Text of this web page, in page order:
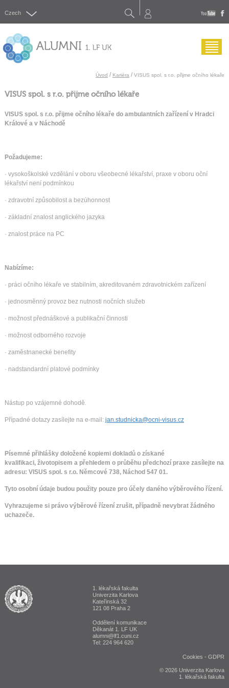
Czech Search
Úvod / Kariéra /VISUS spol. s r.o. přijme očního lékaře
VISUS spol. s r.o. přijme očního lékaře
VISUS spol. s r.o. přijme očního lékaře do ambulantních zařízení v Hradci
Králové a v Náchodě
Požadujeme:
· vysokoškolské vzdělání v oboru všeobecné lékařství, praxe v oboru oční
lékařství není podmínkou
· zdravotní způsobilost a bezúhonnost
· základní znalost anglického jazyka
· znalost práce na PC
Nabízíme:
· práci očního lékaře ve stabilním, akreditovaném zdravotnickém zařízení
· jednosměnný provoz bez nutnosti nočních služeb
· možnost přednáškové a publikační činnosti
· možnost odborného rozvoje
· zaměstnanecké benefity
· nadstandardní platové podmínky
Nástup po vzájemné dohodě.
Případné dotazy zasílejte na e-mail: jan.studnicka@ocni-visus.cz
Písemné přihlášky doložené kopiemi dokladů o získané
kvalifikaci, životopisem a přehledem o průběhu předchozí praxe zasílejte na
adresu: VISUS spol. s r.o. Němcové 738, Náchod 547 01.
Tyto osobní údaje budou použity pouze pro účely daného výběrového řízení.
Vyhrazujeme si právo výběrové řízení zrušit, případně nevybrat žádného
uchazeče.
ALUMNI 1. lékařská fakulta Univerzita Karlova v Praze
1. lékařská fakulta
Univerzita Karlova
Kateřinská 32
121 08 Praha 2
Oddělení komunikace
Děkanát 1. LF UK
alumni@lf1.cuni.cz
Tel: 224 964 620
Cookies -GDPR
© 2026 Univerzita Karlova
1. lékařská fakulta